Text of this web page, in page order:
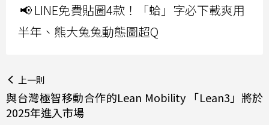
📢 LINE免費貼圖4款！「蛤」字必下載爽用
半年、熊大兔兔動態圖超Q
上一則
與台灣極智移動合作的Lean Mobility 「Lean3」將於
2025年進入市場